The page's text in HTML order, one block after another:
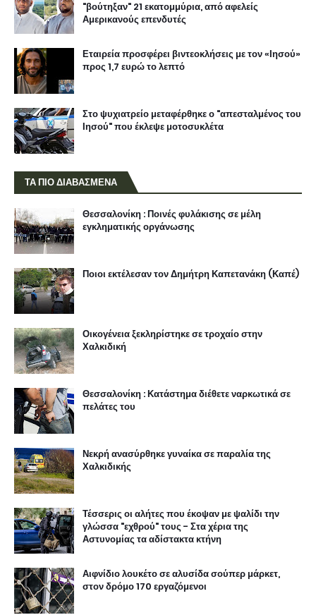
"βούτηξαν" 21 εκατομμύρια, από αφελείς
Αμερικανούς επενδυτές
Εταιρεία προσφέρει βιντεοκλήσεις με τον «Ιησού»
προς 1,7 ευρώ το λεπτό
Στο ψυχιατρείο μεταφέρθηκε ο "απεσταλμένος του
Ιησού" που έκλεψε μοτοσυκλέτα
ΤΑ ΠΙΟ ΔΙΑΒΑΣΜΕΝΑ
Θεσσαλονίκη : Ποινές φυλάκισης σε μέλη
εγκληματικής οργάνωσης
Ποιοι εκτέλεσαν τον Δημήτρη Καπετανάκη (Καπέ)
Οικογένεια ξεκληρίστηκε σε τροχαίο στην
Χαλκιδική
Θεσσαλονίκη : Κατάστημα διέθετε ναρκωτικά σε
πελάτες του
Νεκρή ανασύρθηκε γυναίκα σε παραλία της
Χαλκιδικής
Τέσσερις οι αλήτες που έκοψαν με ψαλίδι την
γλώσσα "εχθρού" τους - Στα χέρια της
Αστυνομίας τα αδίστακτα κτήνη
Αιφνίδιο λουκέτο σε αλυσίδα σούπερ μάρκετ,
στον δρόμο 170 εργαζόμενοι